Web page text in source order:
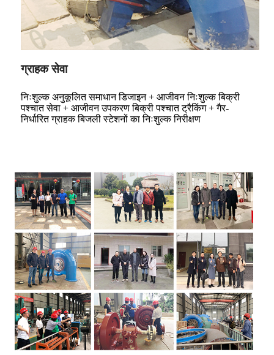
ग्राहक सेवा
निःशुल्क अनुकूलित समाधान डिजाइन + आजीवन निःशुल्क बिक्री
पश्चात सेवा + आजीवन उपकरण बिक्री पश्चात ट्रैकिंग + गैर-
निर्धारित ग्राहक बिजली स्टेशनों का निःशुल्क निरीक्षण